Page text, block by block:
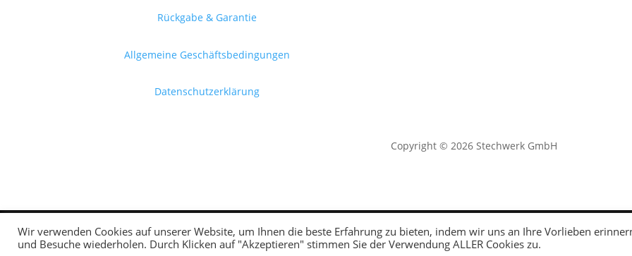
Rückgabe & Garantie
Allgemeine Geschäftsbedingungen
Datenschutzerklärung
Copyright © 2026 Stechwerk GmbH
Wir verwenden Cookies auf unserer Website, um Ihnen die beste Erfahrung zu bieten, indem wir uns an Ihre Vorlieben
und Besuche wiederholen. Durch Klicken auf "Akzeptieren" stimmen Sie der Verwendung ALLER Cookies zu.
Deutsch